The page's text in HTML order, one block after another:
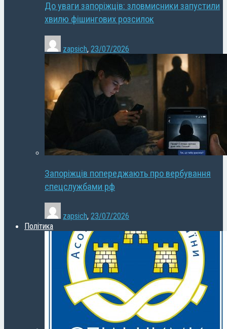
До уваги запоріжців: зловмисники запустили
хвилю фішингових розсилок
zapsich, 23/07/2026
Запоріжців попереджають про вербування
спецслужбами рф
zapsich, 23/07/2026
Політика